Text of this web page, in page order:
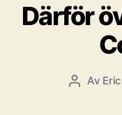
Därför
Av